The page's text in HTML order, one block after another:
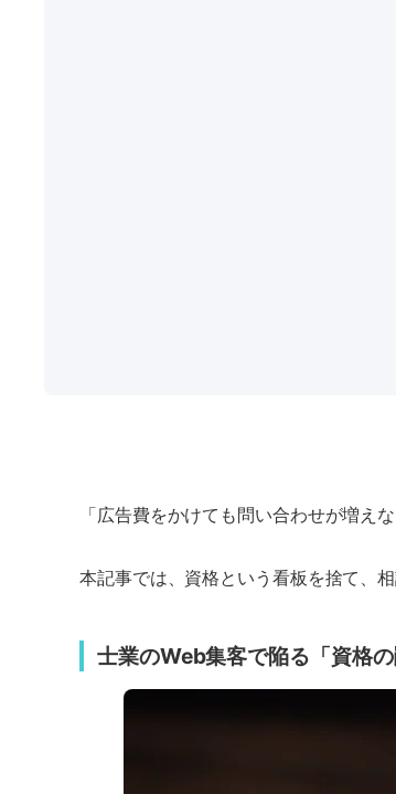
「広告費をかけても問い合わせが増え
本記事では、資格という看板を捨て、
士業のWeb集客で陥る「資格